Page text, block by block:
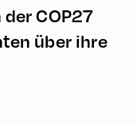
COP27
über ihre